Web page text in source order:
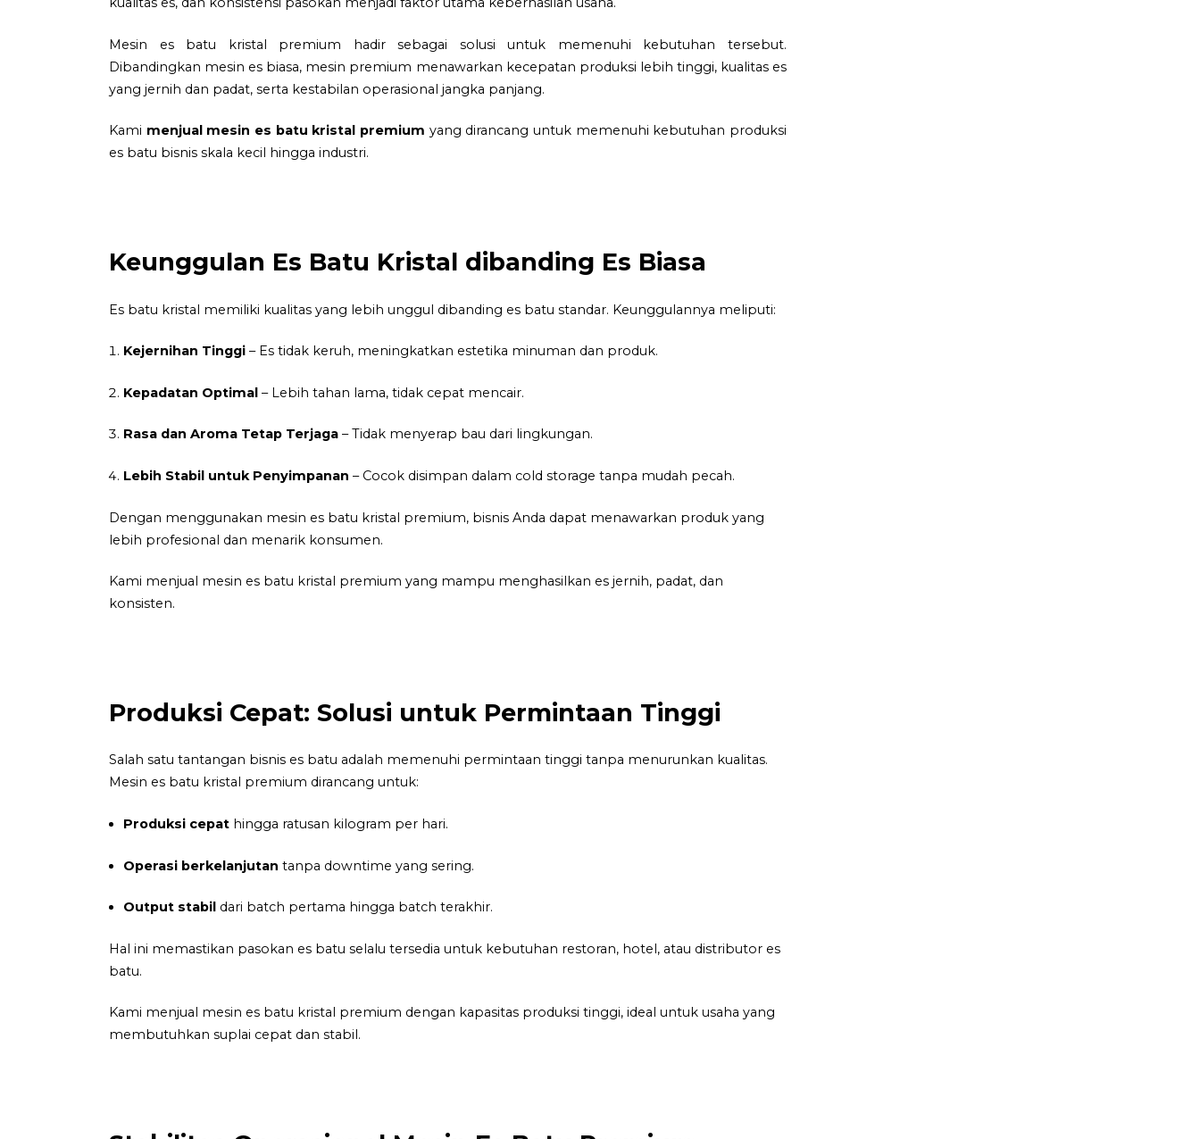
Mesin es batu kristal premium hadir sebagai solusi untuk memenuhi kebutuhan tersebut.
Dibandingkan mesin es biasa, mesin premium menawarkan kecepatan produksi lebih tinggi, kualitas es
yang jernih dan padat, serta kestabilan operasional jangka panjang.
Kami menjual mesin es batu kristal premium yang dirancang untuk memenuhi kebutuhan produksi
es batu bisnis skala kecil hingga industri.
Keunggulan Es Batu Kristal dibanding Es Biasa
Es batu kristal memiliki kualitas yang lebih unggul dibanding es batu standar. Keunggulannya meliputi:
Kejernihan Tinggi – Es tidak keruh, meningkatkan estetika minuman dan produk.
Kepadatan Optimal – Lebih tahan lama, tidak cepat mencair.
Rasa dan Aroma Tetap Terjaga – Tidak menyerap bau dari lingkungan.
Lebih Stabil untuk Penyimpanan – Cocok disimpan dalam cold storage tanpa mudah pecah.
Dengan menggunakan mesin es batu kristal premium, bisnis Anda dapat menawarkan produk yang
lebih profesional dan menarik konsumen.
Kami menjual mesin es batu kristal premium yang mampu menghasilkan es jernih, padat, dan
konsisten.
Produksi Cepat: Solusi untuk Permintaan Tinggi
Salah satu tantangan bisnis es batu adalah memenuhi permintaan tinggi tanpa menurunkan kualitas.
Mesin es batu kristal premium dirancang untuk:
Produksi cepat hingga ratusan kilogram per hari.
Operasi berkelanjutan tanpa downtime yang sering.
Output stabil dari batch pertama hingga batch terakhir.
Hal ini memastikan pasokan es batu selalu tersedia untuk kebutuhan restoran, hotel, atau distributor es
batu.
Kami menjual mesin es batu kristal premium dengan kapasitas produksi tinggi, ideal untuk usaha yang
membutuhkan suplai cepat dan stabil.